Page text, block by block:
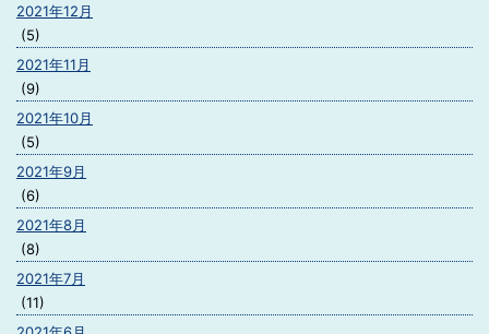
2021年12月
(5)
2021年11月
(9)
2021年10月
(5)
2021年9月
(6)
2021年8月
(8)
2021年7月
(11)